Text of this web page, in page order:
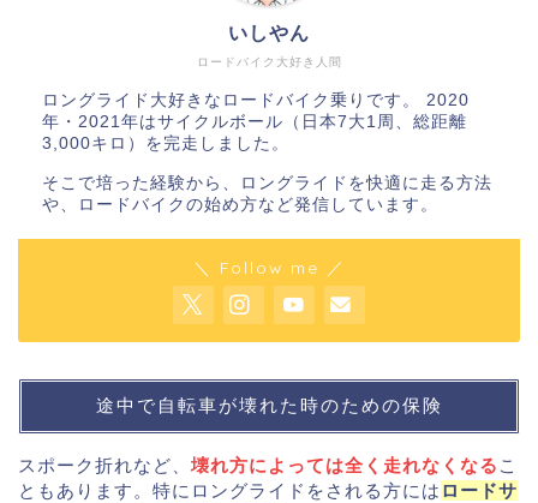
ロードバイク大好き人間
いしやん
ロングライド大好きなロードバイク乗りです。 2020
年・2021年はサイクルボール（日本7大1周、総距離
3,000キロ）を完走しました。
そこで培った経験から、ロングライドを快適に走る方法
や、ロードバイクの始め方など発信しています。
＼ Follow me ／
途中で自転車が壊れた時のための保険
スポーク折れなど、 壊れ方によっては全く走れなくなる こ
ともあります。特にロングライドをされる方には ロードサ